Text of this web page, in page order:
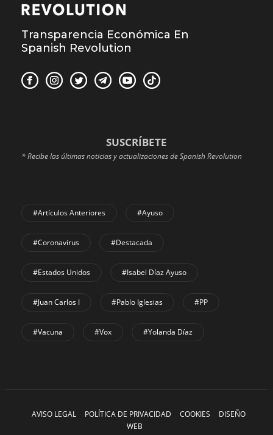
Transparencia Económica En
Spanish Revolution
SUSCRÍBETE
* Recibe las últimas noticias y actualizaciones de Spanish Revolution
#Artículos Anteriores #Ayuso
#coronavirus #Destacada
#Estados Unidos #Isabel Díaz Ayuso
#Juan Carlos I #Pablo Iglesias #PP
#Vacuna #Vox #Yolanda Díaz
AVISO LEGAL POLÍTICA DE PRIVACIDAD COOKIES
DISEÑO
WEB